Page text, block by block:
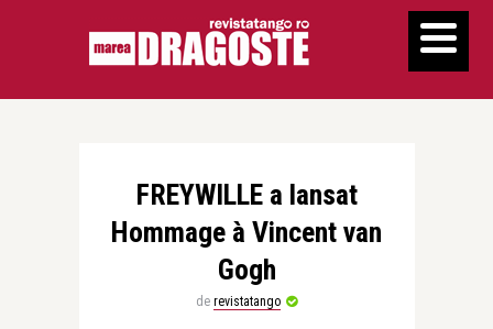
FREYWILLE a lansat
Hommage à Vincent van
Gogh
de revistatango